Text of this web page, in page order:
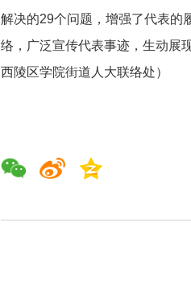
解决的29个问题，增强了代表的
络，广泛宣传代表事迹，生动展
西陵区学院街道人大联络处）